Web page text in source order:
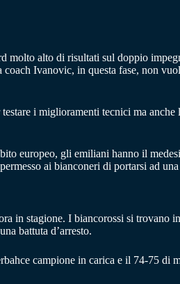
molto alto di risultati sul doppio
Ivanovic, in questa fase, non
i miglioramenti tecnici ma
europeo, gli emiliani hanno il
ai bianconeri di portarsi ad
in stagione. I biancorossi si trovano
battuta d’arresto.
campione in carica e il 74-75 di